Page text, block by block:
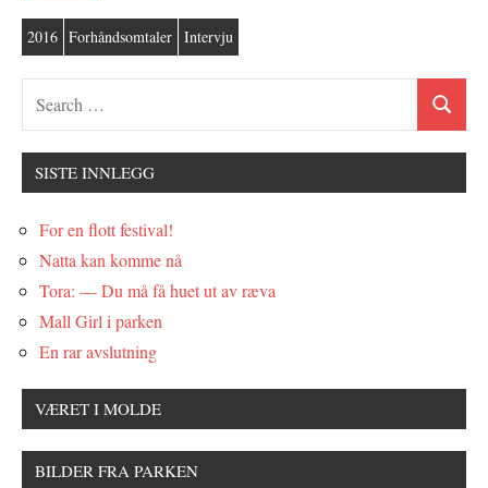
2016 Forhåndsomtaler Intervju
SISTE INNLEGG
For en flott festival!
Natta kan komme nå
Tora: — Du må få huet ut av ræva
Mall Girl i parken
En rar avslutning
VÆRET I MOLDE
BILDER FRA PARKEN